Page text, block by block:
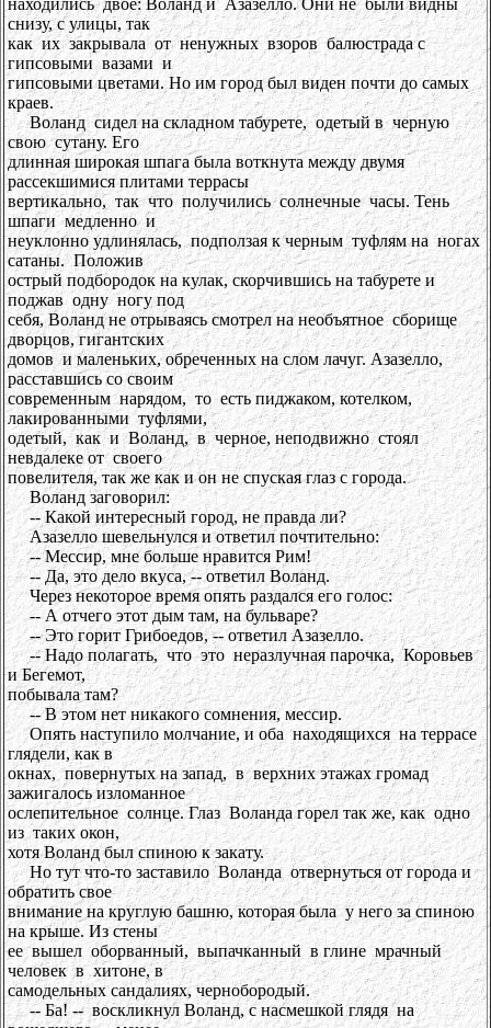
находились двое: Воланд и Азазелло. Они не были видны
снизу, с улицы, так
как их закрывала от ненужных взоров балюстрада с
гипсовыми вазами и
гипсовыми цветами. Но им город был виден почти до самых
краев.
Воланд сидел на складном табурете, одетый в черную
свою сутану. Его
длинная широкая шпага была воткнута между двумя
рассекшимися плитами террасы
вертикально, так что получились солнечные часы. Тень
шпаги медленно и
неуклонно удлинялась, подползая к черным туфлям на ногах
сатаны. Положив
острый подбородок на кулак, скорчившись на табурете и
поджав одну ногу под
себя, Воланд не отрываясь смотрел на необъятное сборище
дворцов, гигантских
домов и маленьких, обреченных на слом лачуг. Азазелло,
расставшись со своим
современным нарядом, то есть пиджаком, котелком,
лакированными туфлями,
одетый, как и Воланд, в черное, неподвижно стоял
невдалеке от своего
повелителя, так же как и он не спуская глаз с города.
Воланд заговорил:
-- Какой интересный город, не правда ли?
Азазелло шевельнулся и ответил почтительно:
-- Мессир, мне больше нравится Рим!
-- Да, это дело вкуса, -- ответил Воланд.
Через некоторое время опять раздался его голос:
-- А отчего этот дым там, на бульваре?
-- Это горит Грибоедов, -- ответил Азазелло.
-- Надо полагать, что это неразлучная парочка, Коровьев
и Бегемот,
побывала там?
-- В этом нет никакого сомнения, мессир.
Опять наступило молчание, и оба находящихся на террасе
глядели, как в
окнах, повернутых на запад, в верхних этажах громад
зажигалось изломанное
ослепительное солнце. Глаз Воланда горел так же, как одно
из таких окон,
хотя Воланд был спиною к закату.
Но тут что-то заставило Воланда отвернуться от города и
обратить свое
внимание на круглую башню, которая была у него за спиною
на крыше. Из стены
ее вышел оборванный, выпачканный в глине мрачный
человек в хитоне, в
самодельных сандалиях, чернобородый.
-- Ба! -- воскликнул Воланд, с насмешкой глядя на